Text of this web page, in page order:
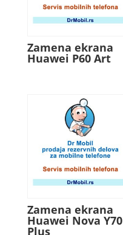
Zamena ekrana
Huawei P60 Art
Zamena ekrana
Huawei Nova Y70
Plus